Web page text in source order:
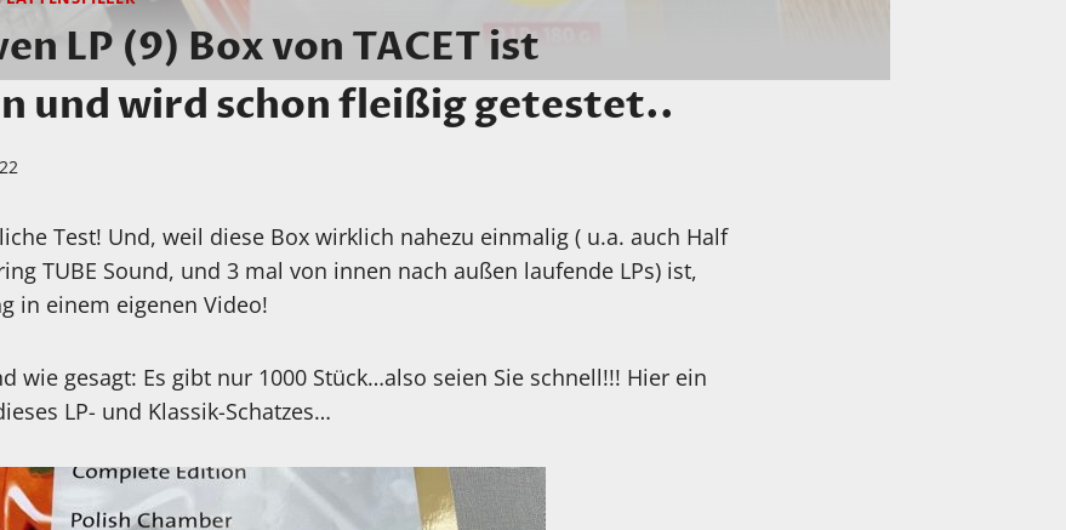
LP (9) Box von TACET ist
und wird schon fleißig getestet..
Test! Und, weil diese Box wirklich nahezu einmalig ( u.a. auch Half
TUBE Sound, und 3 mal von innen nach außen laufende LPs) ist,
in einem eigenen Video!
wie gesagt: Es gibt nur 1000 Stück…also seien Sie schnell!!! Hier ein
LP- und Klassik-Schatzes…